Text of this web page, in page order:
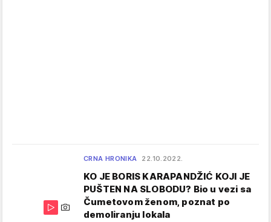
CRNA HRONIKA 22.10.2022.
KO JE BORIS KARAPANDŽIĆ KOJI JE
PUŠTEN NA SLOBODU? Bio u vezi sa
Čumetovom ženom, poznat po
demoliranju lokala